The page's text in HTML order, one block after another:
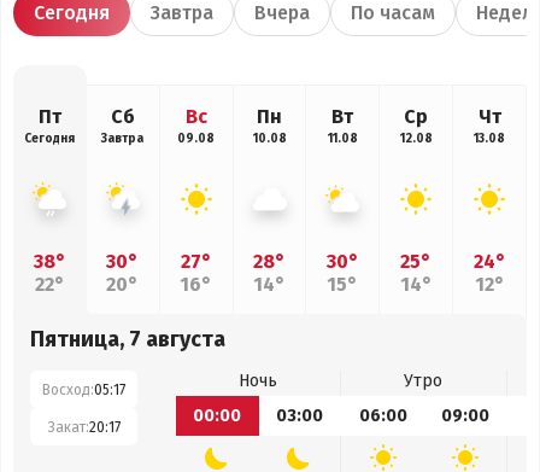
Сегодня Завтра Вчера По часам
Пт
Сегодня
38°
22°
Сб
Завтра
30°
20°
Вс
09.08
27°
16°
Пн
10.08
28°
14°
Вт
11.08
30°
15°
Ср
12.08
25°
14°
Чт
13.08
24°
12°
Пятница, 7 августа
Восход:05:17
Закат:20:17
Ночь
Утро
00:00
03:00 06:00 09:00